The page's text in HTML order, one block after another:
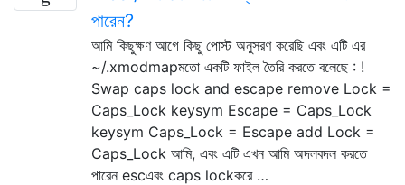
পারেন?
আমি কিছুক্ষণ আগে কিছু পোস্ট অনুসরণ করেছি এবং এটি এর
~/.xmodmapমতো একটি ফাইল তৈরি করতে বলেছে : !
Swap caps lock and escape remove Lock =
Caps_Lock keysym Escape = Caps_Lock
keysym Caps_Lock = Escape add Lock =
Caps_Lock আমি, এবং এটি এখন আমি অদলবদল করতে
পারেন escএবং caps lockকরে …